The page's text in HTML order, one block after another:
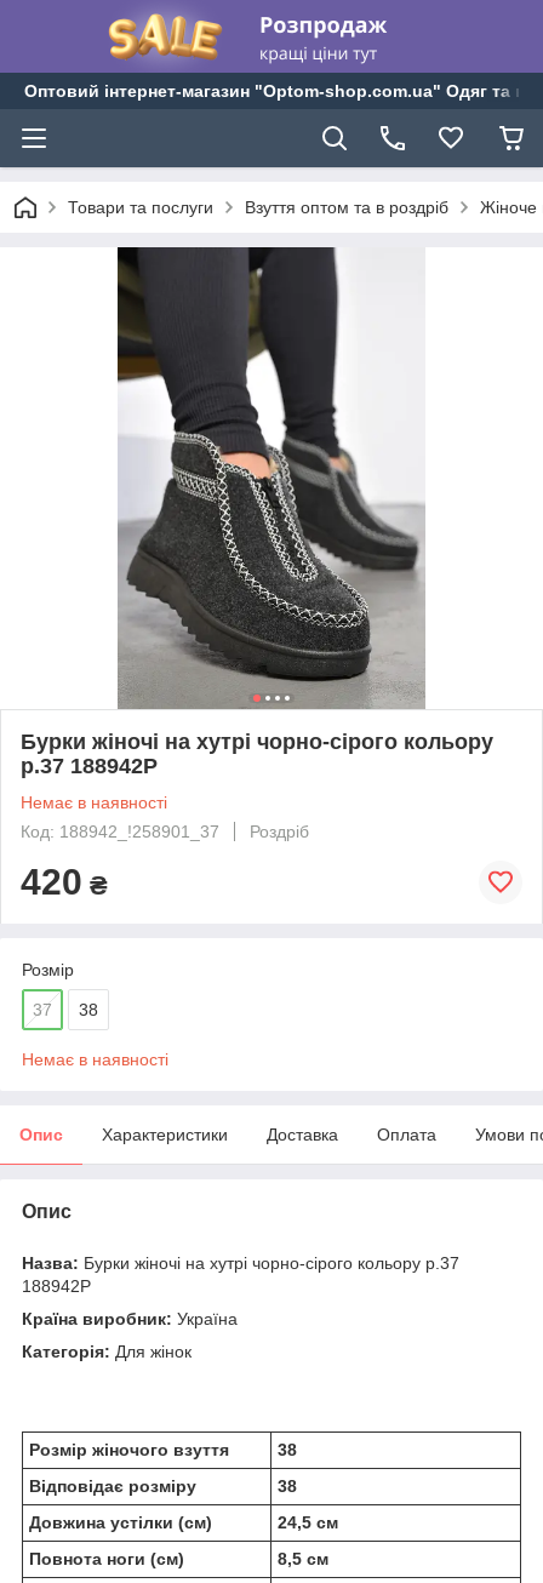
Оптовий інтернет-магазин "Optom-shop.com.ua" Одяг та
Товари та послуги Взуття оптом та в роздріб Жіноче
Бурки жіночі на хутрі чорно-сірого кольору
р.37 188942P
Немає в наявності
Код: 188942_!258901_37
Роздріб
420 ₴
Розмір
37 38
Немає в наявності
Опис Характеристики Доставка Оплата Умови
Опис
Назва: Бурки жіночі на хутрі чорно-сірого кольору р.37
188942P
Країна виробник: Україна
Категорія: Для жінок
Розмір жіночого взуття
38
Відповідає розміру
38
Довжина устілки (см)
24,5 см
Повнота ноги (см)
8,5 см